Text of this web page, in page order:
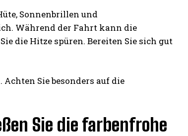
Sonnenbrillen und
Während der Fahrt kann die
die Hitze spüren. Bereiten Sie sich gut
Sie besonders auf die
Sie die farbenfrohe